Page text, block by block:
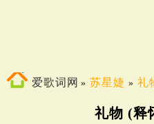
爱歌词网 » 苏星婕 » 礼
礼物 (释